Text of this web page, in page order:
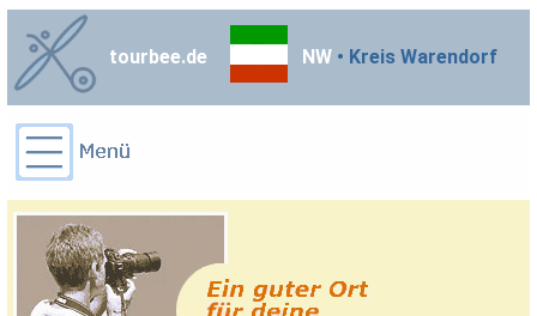
tourbee.de NW • Kreis Warendorf